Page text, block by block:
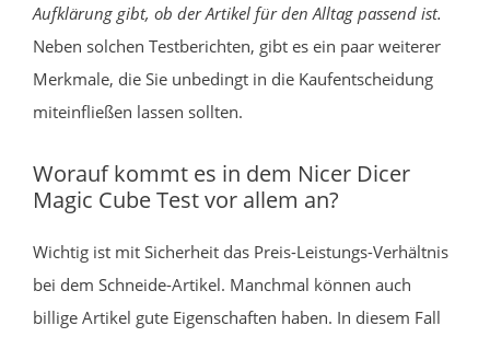
Aufklärung gibt, ob der Artikel für den Alltag passend ist.
Neben solchen Testberichten, gibt es ein paar weiterer
Merkmale, die Sie unbedingt in die Kaufentscheidung
miteinfließen lassen sollten.
Worauf kommt es in dem Nicer Dicer
Magic Cube Test vor allem an?
Wichtig ist mit Sicherheit das Preis-Leistungs-Verhältnis
bei dem Schneide-Artikel. Manchmal können auch
billige Artikel gute Eigenschaften haben. In diesem Fall